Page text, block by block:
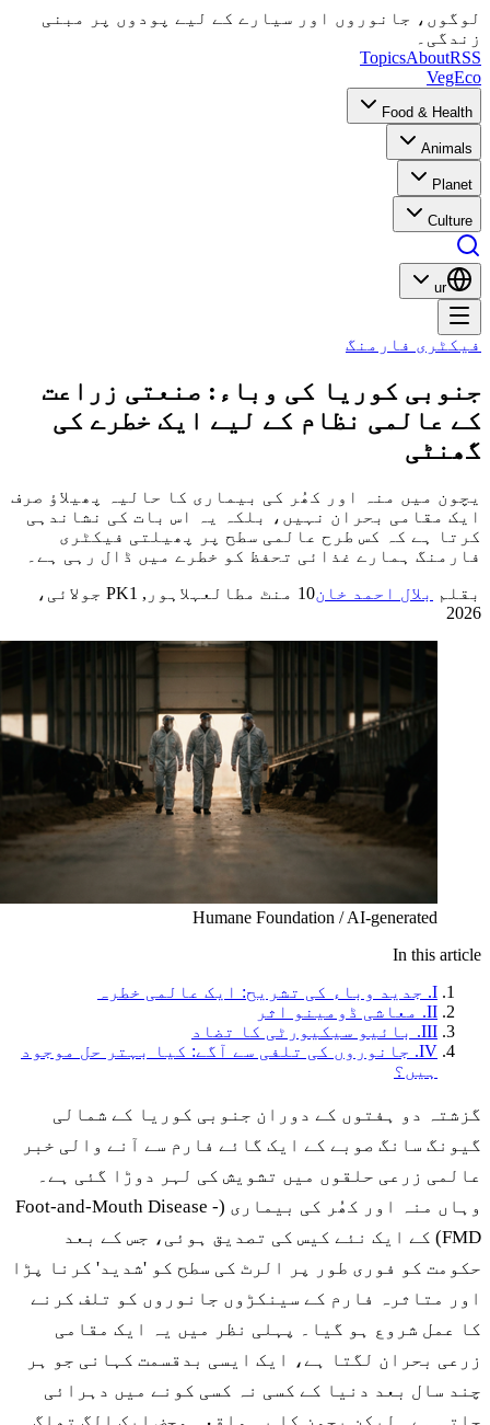
لوگوں، جانوروں اور سیارے کے لیے پودوں پر مبنی
زندگی۔
TopicsAboutRSS
VegEco
Food & Health
Animals
Planet
Culture
ur
فیکٹری فارمنگ
جنوبی کوریا کی وباء: صنعتی زراعت
کے عالمی نظام کے لیے ایک خطرے کی
گھنٹی
یچون میں منہ اور کھُر کی بیماری کا حالیہ پھیلاؤ صرف
ایک مقامی بحران نہیں، بلکہ یہ اس بات کی نشاندہی
کرتا ہے کہ کس طرح عالمی سطح پر پھیلتی فیکٹری
فارمنگ ہمارے غذائی تحفظ کو خطرے میں ڈال رہی ہے۔
بقلم
بلال احمد خان10 منٹ مطالعہ لاہور, PK
1 جولائی،
2026
Humane Foundation / AI-generated
In this article
I. جدید وباء کی تشریح: ایک عالمی خطرہ
II. معاشی ڈومینو اثر
III. بائیو سیکیورٹی کا تضاد
IV. جانوروں کی تلفی سے آگے: کیا بہتر حل موجود
ہیں؟
گزشتہ دو ہفتوں کے دوران جنوبی کوریا کے شمالی
گیونگ سانگ صوبے کے ایک گائے فارم سے آنے والی خبر
عالمی زرعی حلقوں میں تشویش کی لہر دوڑا گئی ہے۔
وہاں منہ اور کھُر کی بیماری (Foot-and-Mouth Disease -
FMD) کے ایک نئے کیس کی تصدیق ہوئی، جس کے بعد
حکومت کو فوری طور پر الرٹ کی سطح کو 'شدید' کرنا پڑا
اور متاثرہ فارم کے سینکڑوں جانوروں کو تلف کرنے
کا عمل شروع ہو گیا۔ پہلی نظر میں یہ ایک مقامی
زرعی بحران لگتا ہے، ایک ایسی بدقسمت کہانی جو ہر
چند سال بعد دنیا کے کسی نہ کسی کونے میں دہرائی